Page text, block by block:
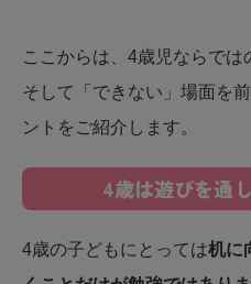
ここからは、4歳児ならでは
そして「できない」場面を
ントをご紹介します。
4歳は遊びを通
4歳の子どもにとっては机に